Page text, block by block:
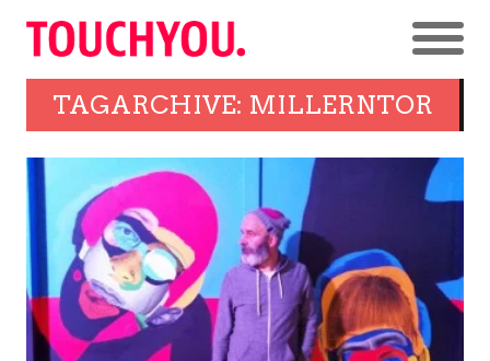
TAGARCHIVE: MILLERNTOR